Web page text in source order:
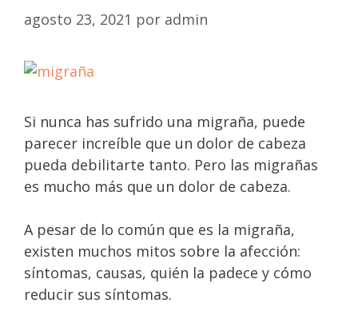
agosto 23, 2021 por admin
Si nunca has sufrido una migraña, puede
parecer increíble que un dolor de cabeza
pueda debilitarte tanto. Pero las migrañas
es mucho más que un dolor de cabeza.
A pesar de lo común que es la migraña,
existen muchos mitos sobre la afección:
síntomas, causas, quién la padece y cómo
reducir sus síntomas.